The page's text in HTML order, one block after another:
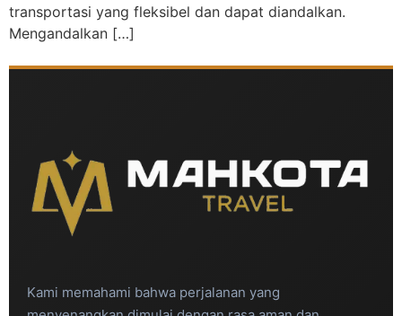
transportasi yang fleksibel dan dapat diandalkan.
Mengandalkan […]
Kami memahami bahwa perjalanan yang